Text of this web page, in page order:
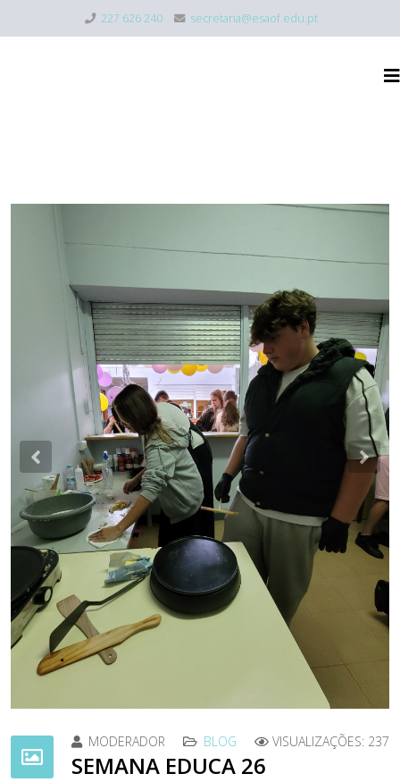
227 626 240 secretaria@esaof.edu.pt
Previous
MODERADOR BLOG VISUALIZAÇÕES: 237
SEMANA EDUCA 26